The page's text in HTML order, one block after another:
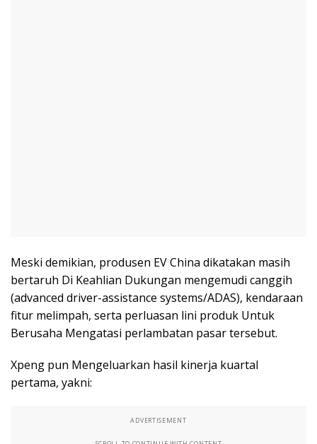
Meski demikian, produsen EV China dikatakan masih
bertaruh Di Keahlian Dukungan mengemudi canggih
(advanced driver-assistance systems/ADAS), kendaraan
fitur melimpah, serta perluasan lini produk Untuk
Berusaha Mengatasi perlambatan pasar tersebut.
Xpeng pun Mengeluarkan hasil kinerja kuartal
pertama, yakni:
ADVERTISEMENT